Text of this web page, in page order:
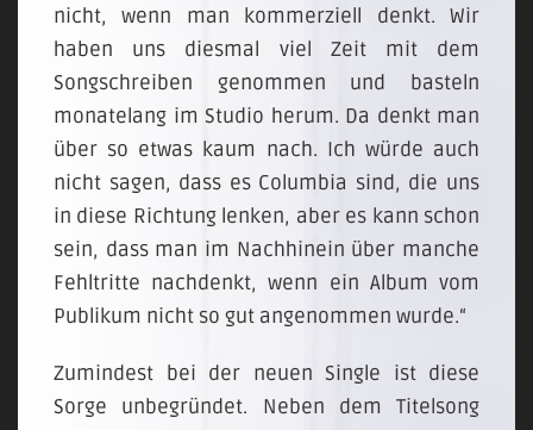
nicht, wenn man kommerziell denkt. Wir
haben uns diesmal viel Zeit mit dem
Songschreiben genommen und basteln
monatelang im Studio herum. Da denkt man
über so etwas kaum nach. Ich würde auch
nicht sagen, dass es Columbia sind, die uns
in diese Richtung lenken, aber es kann schon
sein, dass man im Nachhinein über manche
Fehltritte nachdenkt, wenn ein Album vom
Publikum nicht so gut angenommen wurde.“
Zumindest bei der neuen Single ist diese
Sorge unbegründet. Neben dem Titelsong